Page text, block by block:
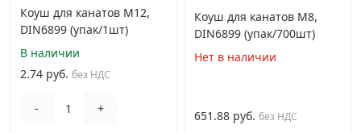
Коуш для канатов М12,
DIN6899 (упак/1шт)
В наличии
2.74 руб. без НДС
- +
Коуш для канатов М8,
DIN6899 (упак/700шт)
Нет в наличии
651.88 руб. без НДС